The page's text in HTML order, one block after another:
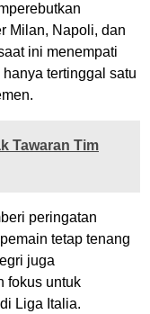
Milan, Napoli, dan
ini menempati
tertinggal satu
Tawaran Tim
peringatan
tetap tenang
juga
fokus untuk
Liga Italia.